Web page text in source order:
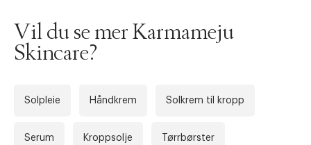
Vil du se mer Karmameju
Skincare?
Solpleie Håndkrem Solkrem til kropp
Serum Kroppsolje Tørrbørster